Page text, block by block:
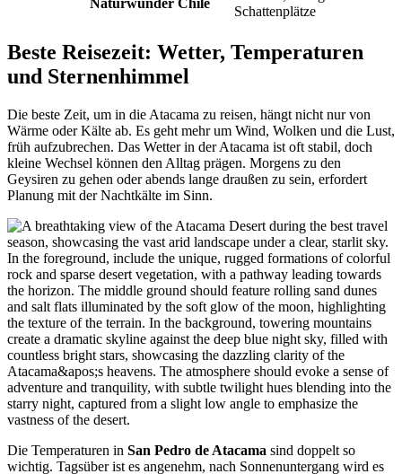
Naturwunder Chile
Schattenplätze
Beste Reisezeit: Wetter, Temperaturen
und Sternenhimmel
Die beste Zeit, um in die Atacama zu reisen, hängt nicht nur von
Wärme oder Kälte ab. Es geht mehr um Wind, Wolken und die Lust,
früh aufzubrechen. Das Wetter in der Atacama ist oft stabil, doch
kleine Wechsel können den Alltag prägen. Morgens zu den
Geysiren zu gehen oder abends lange draußen zu sein, erfordert
Planung mit der Nachtkälte im Sinn.
Die Temperaturen in San Pedro de Atacama sind doppelt so
wichtig. Tagsüber ist es angenehm, nach Sonnenuntergang wird es